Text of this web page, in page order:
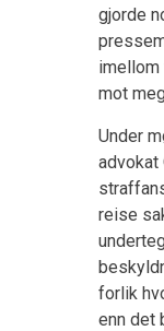
gjorde
mot
Under
advokat
reise
forlik
enn det